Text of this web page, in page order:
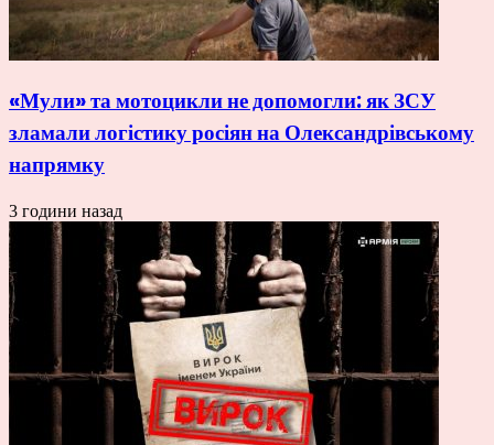
«Мули» та мотоцикли не допомогли: як ЗСУ
зламали логістику росіян на Олександрівському
напрямку
3 години назад